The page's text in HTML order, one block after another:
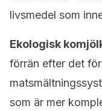
livsmedel som
Ekologisk
förrän efter det
som är mer